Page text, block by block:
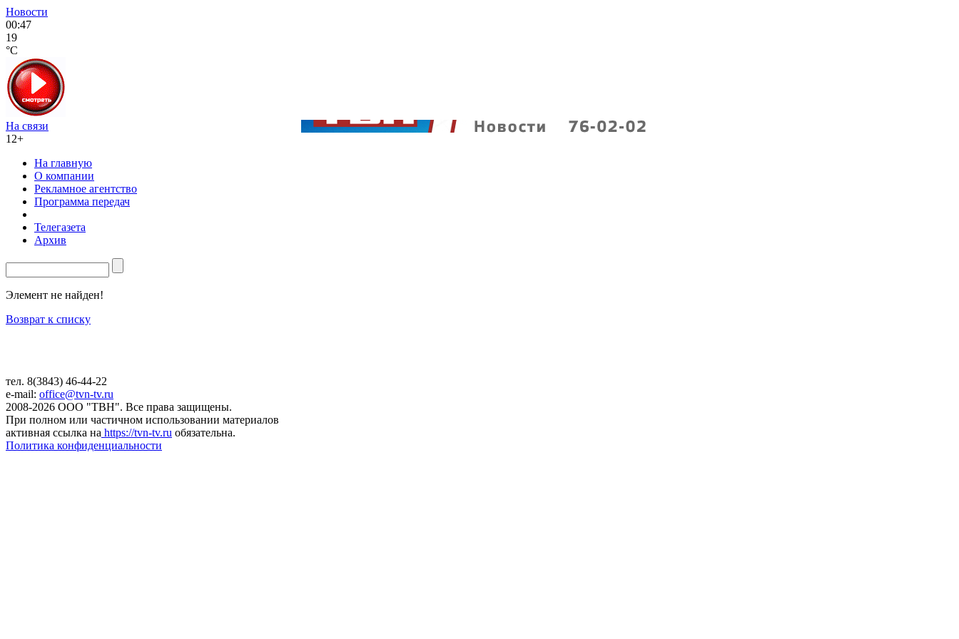
Новости
00:47
19
°C
На связи
12+
На главную
О компании
Рекламное агентство
Программа передач
Телегазета
Архив
Элемент не найден!
Возврат к списку
тел. 8(3843) 46-44-22
e-mail: office@tvn-tv.ru
2008-2026 ООО "ТВН". Все права защищены.
При полном или частичном использовании материалов
активная ссылка на https://tvn-tv.ru обязательна.
Политика конфиденциальности